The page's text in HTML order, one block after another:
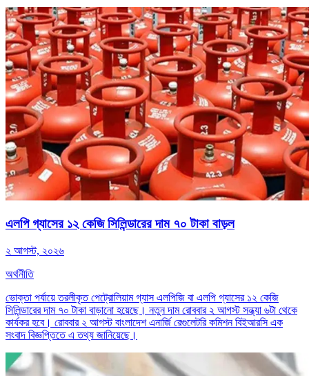
এলপি গ্যাসের ১২ কেজি সিলিন্ডারের দাম ৭০ টাকা বাড়ল
২ আগস্ট, ২০২৬
অর্থনীতি
ভোক্তা পর্যায়ে তরলীকৃত পেট্রোলিয়াম গ্যাস এলপিজি বা এলপি গ্যাসের ১২ কেজি
সিলিন্ডারের দাম ৭০ টাকা বাড়ানো হয়েছে। নতুন দাম রোববার ২ আগস্ট সন্ধ্যা ৬টা থেকে
কার্যকর হবে। রোববার ২ আগস্ট বাংলাদেশ এনার্জি রেগুলেটরি কমিশন বিইআরসি এক
সংবাদ বিজ্ঞপ্তিতে এ তথ্য জানিয়েছে।